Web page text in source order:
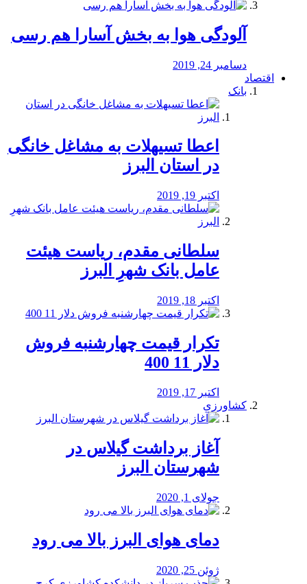
آلودگی هوا به بخش آسارا هم رسی
دسامبر 24, 2019
اقتصاد
بانک
️اعطا تسیهلات به مشاغل خانگی
در استان البرز
اکتبر 19, 2019
سلطانی مقدم، ریاست هیئت
عامل بانک شهرِ البرز
اکتبر 18, 2019
تکرار قیمت چهارشنبه فروش
دلار 11 400
اکتبر 17, 2019
کشاورزی
آغاز برداشت گیلاس در
شهرستان البرز
جولای 1, 2020
دمای هوای البرز بالا می رود
ژوئن 25, 2020